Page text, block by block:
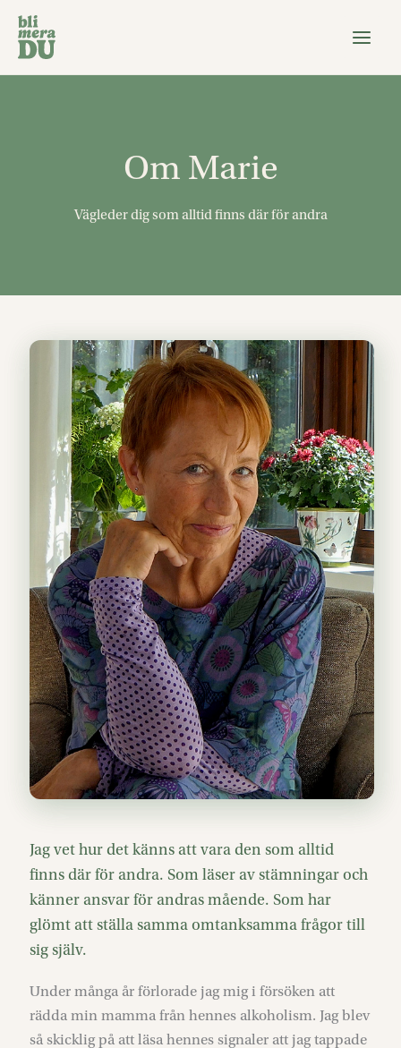
Hoppa
innehåll
Om Marie
Vägleder dig som alltid finns där för andra
Jag vet hur det känns att vara den som alltid
finns där för andra. Som läser av stämningar och
känner ansvar för andras mående. Som har
glömt att ställa samma omtanksamma frågor till
sig själv.
Under många år förlorade jag mig i försöken att
rädda min mamma från hennes alkoholism. Jag blev
så skicklig på att läsa hennes signaler att jag tappade